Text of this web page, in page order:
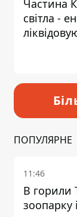
Частина
світла -
ПОПУЛЯРНЕ
11:46
В горили
зоопарку